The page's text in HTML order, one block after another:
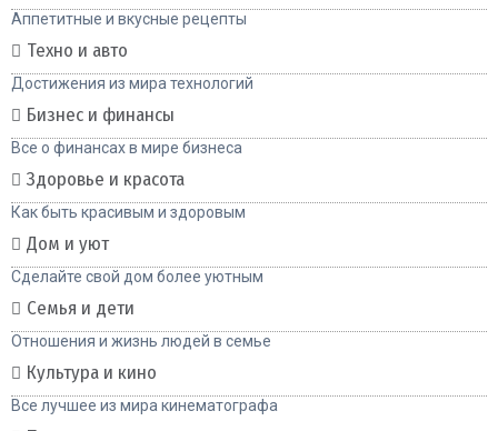
Аппетитные и вкусные рецепты
Техно и авто
Достижения из мира технологий
Бизнес и финансы
Все о финансах в мире бизнеса
Здоровье и красота
Как быть красивым и здоровым
Дом и уют
Сделайте свой дом более уютным
Семья и дети
Отношения и жизнь людей в семье
Культура и кино
Все лучшее из мира кинематографа